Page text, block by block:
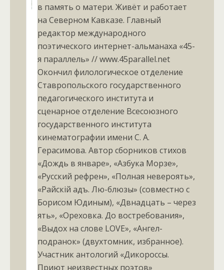
в память о матери. Живёт и работает
на Северном Кавказе. Главный
редактор международного
поэтического интернет-альманаха «45-
я параллель» // www.45parallel.net
Окончил филологическое отделение
Ставропольского государственного
педагогического института и
сценарное отделение Всесоюзного
государственного института
кинематографии имени С. А.
Герасимова. Автор сборников стихов
«Дождь в январе», «Азбука Морзе»,
«Русский рефрен», «Полная невероять»,
«Райскiй адъ. Лю-блюзы» (совместно с
Борисом Юдиным), «Двѣнадцать – через
ять», «Ореховка. До востребования»,
«Выдох на слове LOVE», «Ангел-
подранок» (двухтомник, избранное).
Участник антологий «Дикороссы.
Приют неизвестных поэтов»